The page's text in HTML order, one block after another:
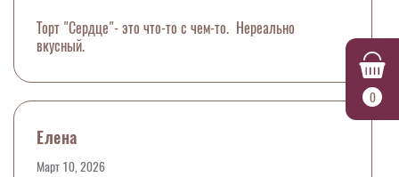
0
Торт "Сердце"- это что-то с чем-то. Нереально
вкусный.
Елена
Март 10, 2026